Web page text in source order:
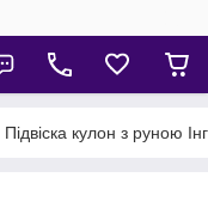
Підвіска кулон з руною